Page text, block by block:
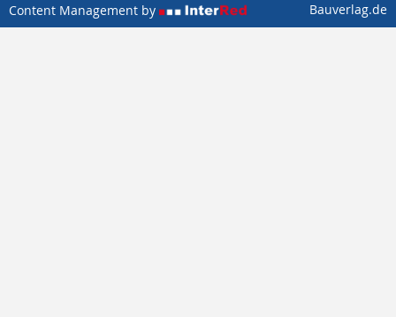
Content Management by
Bauverlag.de